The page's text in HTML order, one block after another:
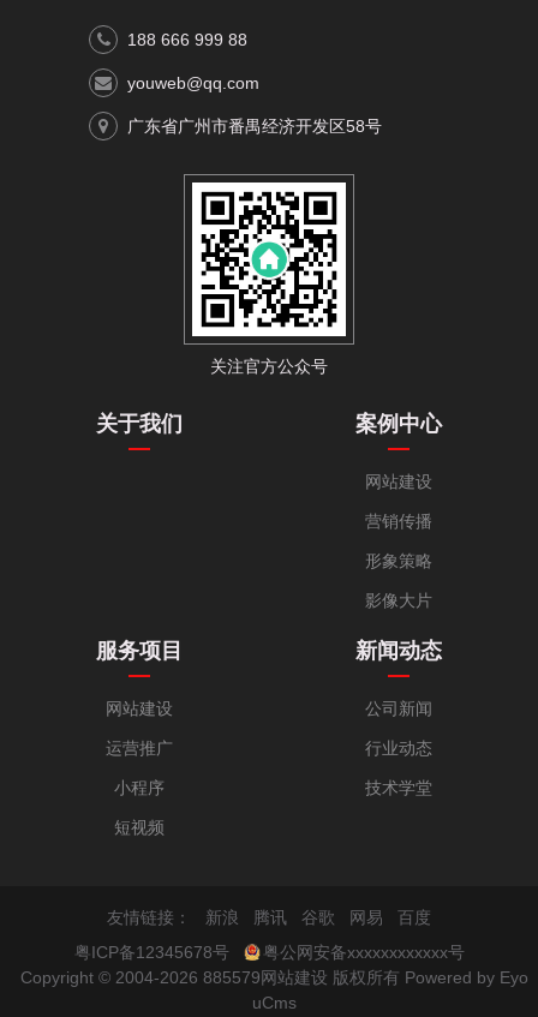
188 666 999 88
youweb@qq.com
广东省广州市番禺经济开发区58号
关注官方公众号
关于我们 案例中心
网站建设
营销传播
形象策略
影像大片
服务项目
网站建设
运营推广
小程序
短视频
新闻动态
公司新闻
行业动态
技术学堂
友情链接： 新浪 腾讯 谷歌 网易
百度
粤ICP备12345678号
粤公网安备xxxxxxxxxxxx号
Copyright © 2004-2026 885579网站建设 版权所有 Powered by Eyo
uCms